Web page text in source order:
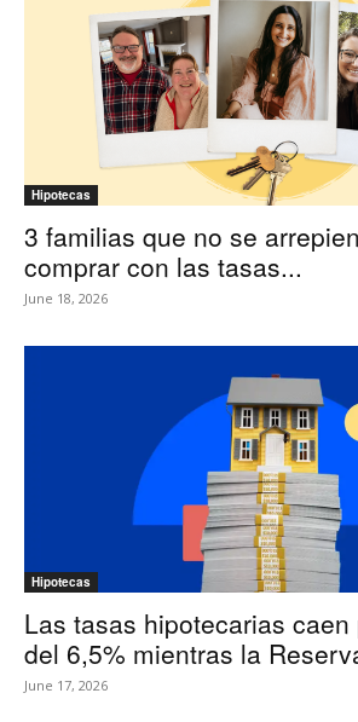
Hipotecas
3 familias que no se
comprar con las tasas...
June 18, 2026
Hipotecas
Las tasas hipotecarias caen
del 6,5% mientras la
June 17, 2026